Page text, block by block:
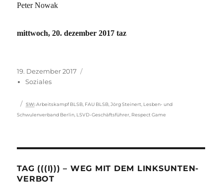
Peter Nowak
mittwoch, 20. dezember 2017 taz
Veröffentlicht
am
19. Dezember 2017
Soziales
Schlagwörter
SW: Arbeitskampf BLSB FAU BLSB ,Jörg Steinert Lesben- und
Schwulenverband Berlin LSVD-Geschäftsführer Respect Game
TAG (((I))) – WEG MIT DEM LINKSUNTEN-
VERBOT